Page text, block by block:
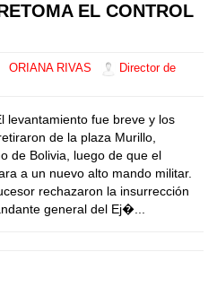
EL CONTROL
ORIANA RIVAS
Director de
levantamiento fue breve y los
de la plaza Murillo,
de Bolivia, luego de que el
a un nuevo alto mando militar.
rechazaron la insurrección
general del Ej�...